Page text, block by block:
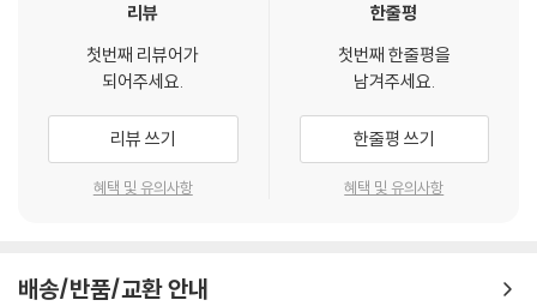
리뷰
첫번째 리뷰어가
되어주세요.
리뷰 쓰기
혜택 및 유의사항
한줄평
첫번째 한줄평을
남겨주세요.
한줄평 쓰기
혜택 및 유의사항
배송/반품/교환 안내